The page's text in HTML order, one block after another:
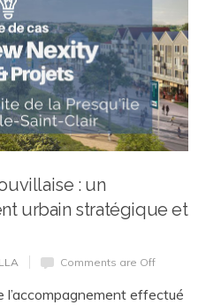
: un
urbain stratégique et
Comments are Off
l’accompagnement effectué